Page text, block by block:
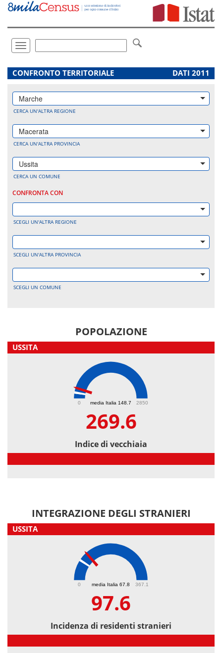
Vai
direttamente
Toggle
navigation
.
CONFRONTO TERRITORIALE DATI 2011
Marche
CERCA UN'ALTRA REGIONE
Macerata
CERCA UN'ALTRA PROVINCIA
Ussita
CERCA UN COMUNE
CONFRONTA CON
SCEGLI UN'ALTRA REGIONE
SCEGLI UN'ALTRA PROVINCIA
SCEGLI UN COMUNE
POPOLAZIONE
USSITA
media Italia 148.7
0 2850
269.6
Indice di vecchiaia
INTEGRAZIONE DEGLI STRANIERI
USSITA
media Italia 67.8
0 367.1
97.6
Incidenza di residenti stranieri